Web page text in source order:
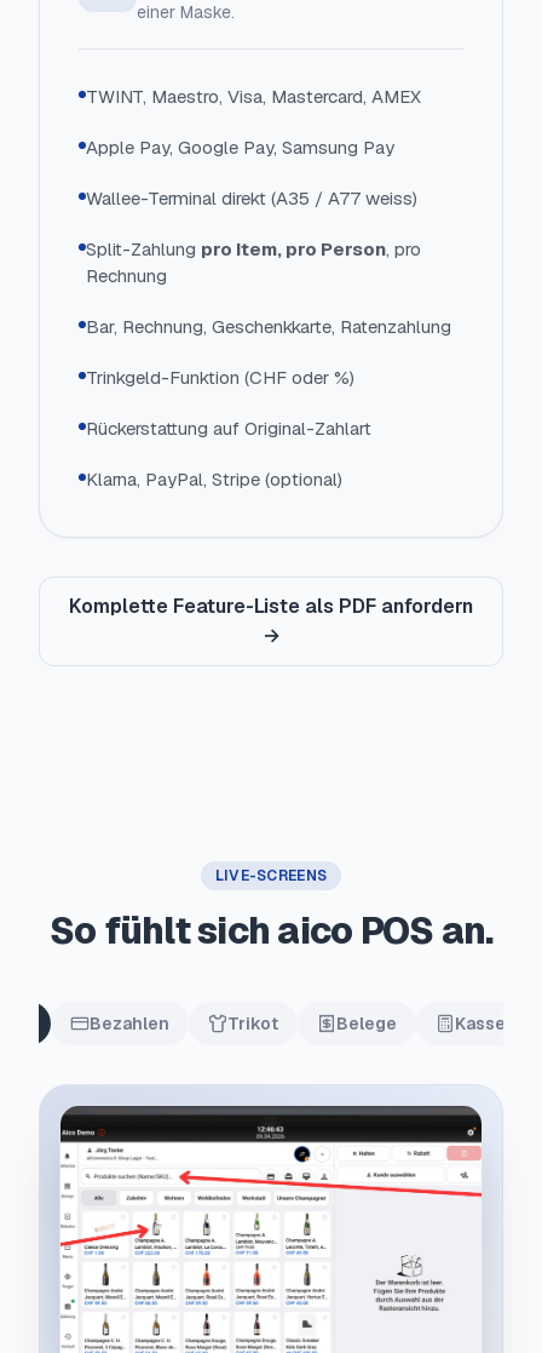
einer Maske.
TWINT, Maestro, Visa, Mastercard, AMEX
Apple Pay, Google Pay, Samsung Pay
Wallee-Terminal direkt (A35 / A77 weiss)
Split-Zahlung pro Item, pro Person, pro
Rechnung
Bar, Rechnung, Geschenkkarte, Ratenzahlung
Trinkgeld-Funktion (CHF oder %)
Rückerstattung auf Original-Zahlart
Klarna, PayPal, Stripe (optional)
Komplette Feature-Liste als PDF anfordern
→
LIVE-SCREENS
So fühlt sich aico POS an.
Bezahlen Trikot Belege